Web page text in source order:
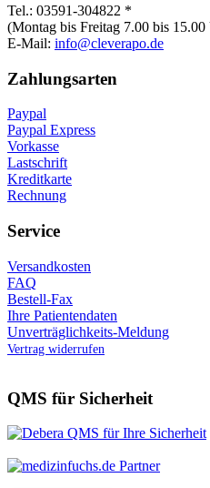
Tel.: 03591-304822 *
(Montag bis Freitag 7.00 bis
E-Mail: info@cleverapo.de
Zahlungsarten
Paypal
Paypal Express
Vorkasse
Lastschrift
Kreditkarte
Rechnung
Service
Versandkosten
FAQ
Bestell-Fax
Ihre Patientendaten
Unverträglichkeits-Meldung
Vertrag widerrufen
QMS für Sicherheit